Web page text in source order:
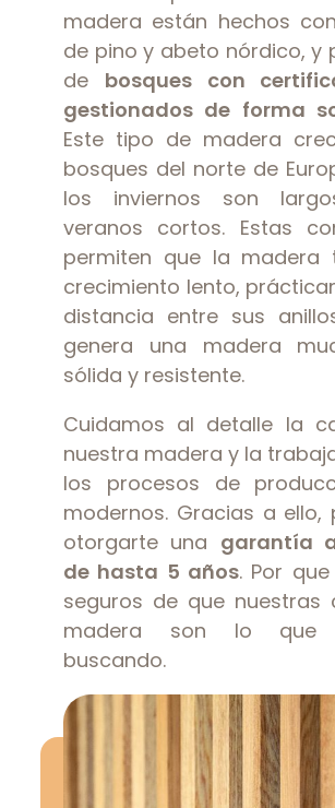
madera están hechos
de pino y abeto nórdico, y
de bosques con
gestionados de forma
Este tipo de madera
bosques del norte de
los inviernos son
veranos cortos. Estas
permiten que la madera
crecimiento lento,
distancia entre sus
genera una madera
sólida y resistente.
Cuidamos al detalle la
nuestra madera y la
los procesos de
modernos. Gracias a ello,
otorgarte una garantía
de hasta 5 años. Por
seguros de que nuestras
madera son lo que
buscando.